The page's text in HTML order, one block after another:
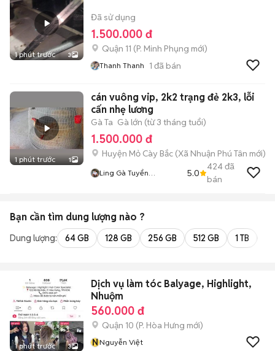
1 phút trước 3
Đã sử dụng
1.500.000 đ
Quận 11 (P. Minh Phụng mới)
Thanh Thanh 1 đã bán
1 phút trước 1
cán vuông vip, 2k2 trạng đẻ 2k3, lỗi
cấn nhẹ lương
Gà Ta Gà lớn (từ 3 tháng tuổi)
1.500.000 đ
Huyện Mỏ Cày Bắc (Xã Nhuận Phú Tân mới)
Ling Gà Tuyển
5.0
424đã
bán
Bạn cần tìm dung lượng nào ?
Dung lượng: 64 GB 128 GB 256 GB 512 GB 1 TB
1 phút trước 3
Dịch vụ làm tóc Balyage, Highlight,
Nhuộm
560.000 đ
Quận 10 (P. Hòa Hưng mới)
NNguyễn Việt